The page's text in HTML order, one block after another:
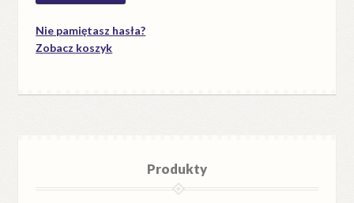
Nie pamiętasz hasła?
Zobacz koszyk
Produkty